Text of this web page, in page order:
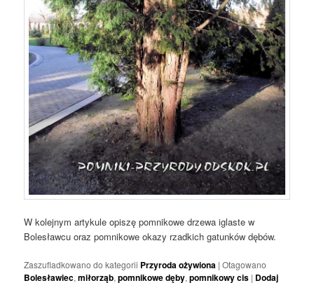
W kolejnym artykule opiszę pomnikowe drzewa iglaste w
Bolesławcu oraz pomnikowe okazy rzadkich gatunków dębów.
Zaszufladkowano do kategorii Przyroda ożywiona |Otagowano
Bolesławiec,miłorząb,pomnikowe dęby,pomnikowy cis | Dodaj